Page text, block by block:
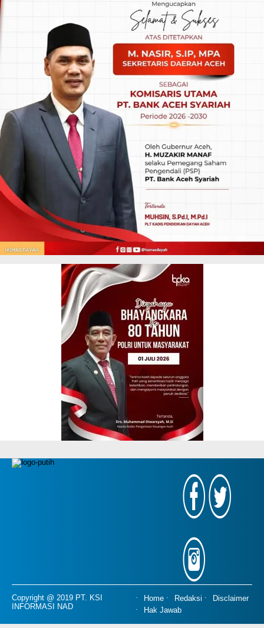
Copyright @ 2019 PT. KSI
INFORMASI NAD
Home Redaksi
Disclaimer
Hak Jawab